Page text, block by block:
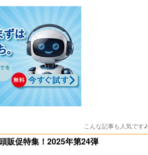
こんな記事も人気です♪
販促特集！2025年第24弾